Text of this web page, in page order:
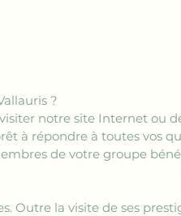
?
notre site Internet ou
à répondre à toutes vos
de votre groupe
Outre la visite de ses